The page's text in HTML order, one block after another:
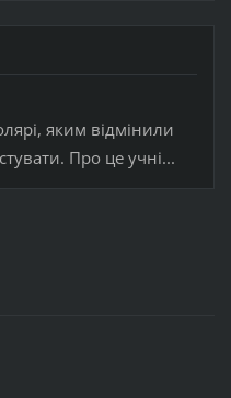
яким відмінили
Про це учні...